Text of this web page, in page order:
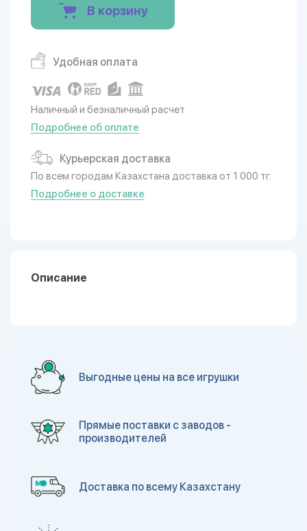
В корзину
Удобная оплата
Наличный и безналичный расчет
Подробнее об оплате
Курьерская доставка
По всем городам Казахстана доставка от 1 000 тг.
Подробнее о доставке
Описание
Выгодные цены на все игрушки
Прямые поставки с заводов -
производителей
Доставка по всему Казахстану